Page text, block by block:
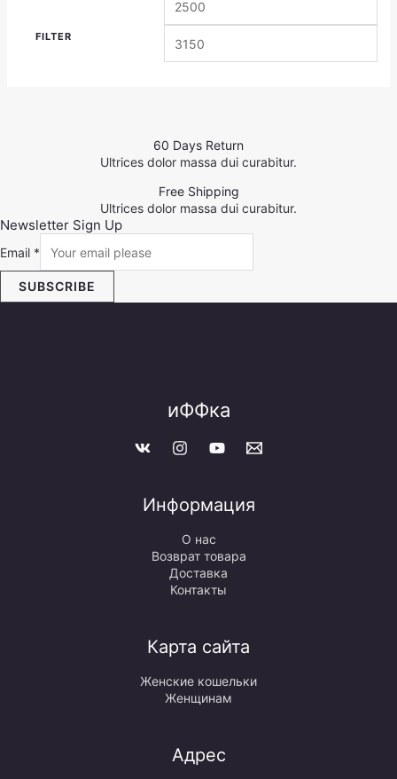
FILTER
60 Days Return
Ultrices dolor massa dui curabitur.
Free Shipping
Ultrices dolor massa dui curabitur.
Newsletter Sign Up
Email *
SUBSCRIBE
иФФка
Информация
О нас
Возврат товара
Доставка
Контакты
Карта сайта
Женские кошельки
Женщинам
Адрес